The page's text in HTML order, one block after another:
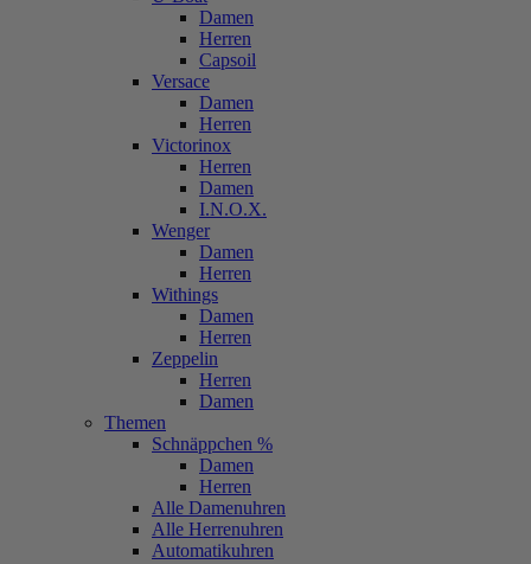
Damen
Herren
Capsoil
Versace
Damen
Herren
Victorinox
Herren
Damen
I.N.O.X.
Wenger
Damen
Herren
Withings
Damen
Herren
Zeppelin
Herren
Damen
Themen
Schnäppchen %
Damen
Herren
Alle Damenuhren
Alle Herrenuhren
Automatikuhren